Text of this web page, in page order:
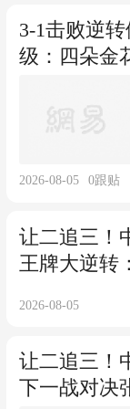
3-1击败逆
级：四朵金
2026-08-05 0跟贴
让二追三！
王牌大逆转
2026-08-05
让二追三！
下一战对决